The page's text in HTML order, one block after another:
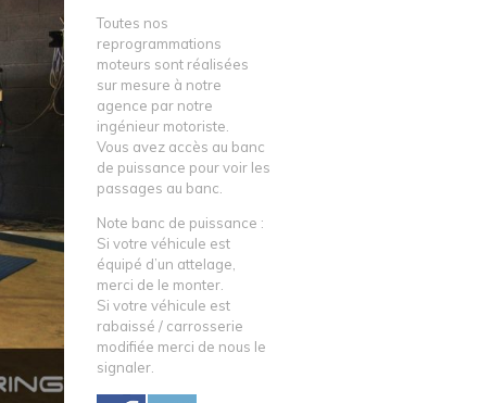
Toutes nos
reprogrammations
moteurs sont réalisées
sur mesure à notre
agence par notre
ingénieur motoriste.
Vous avez accès au banc
de puissance pour voir les
passages au banc.
Note banc de puissance :
Si votre véhicule est
équipé d’un attelage,
merci de le monter.
Si votre véhicule est
rabaissé / carrosserie
modifiée merci de nous le
signaler.